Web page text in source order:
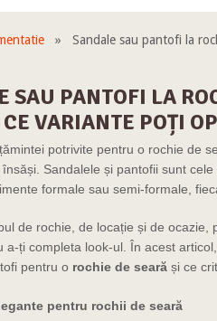
» Sandale sau pantofi la
SAU PANTOFI LA
VARIANTE POȚI
potrivite pentru o rochie de
Sandalele și pantofii sunt
formale sau semi-formale,
de rochie, de locație și de ocazie,
a-ți completa look-ul. În acest
pentru o rochie de seară și ce
pentru rochii de seară